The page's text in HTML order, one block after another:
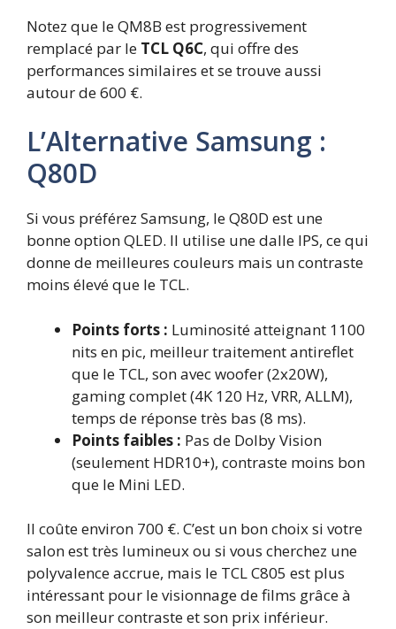
Notez que le QM8B est progressivement
remplacé par le TCL Q6C, qui offre des
performances similaires et se trouve aussi
autour de 600 €.
L’Alternative Samsung :
Q80D
Si vous préférez Samsung, le Q80D est une
bonne option QLED. Il utilise une dalle IPS, ce qui
donne de meilleures couleurs mais un contraste
moins élevé que le TCL.
Points forts : Luminosité atteignant 1100
nits en pic, meilleur traitement antireflet
que le TCL, son avec woofer (2x20W),
gaming complet (4K 120 Hz, VRR, ALLM),
temps de réponse très bas (8 ms).
Points faibles : Pas de Dolby Vision
(seulement HDR10+), contraste moins bon
que le Mini LED.
Il coûte environ 700 €. C’est un bon choix si votre
salon est très lumineux ou si vous cherchez une
polyvalence accrue, mais le TCL C805 est plus
intéressant pour le visionnage de films grâce à
son meilleur contraste et son prix inférieur.